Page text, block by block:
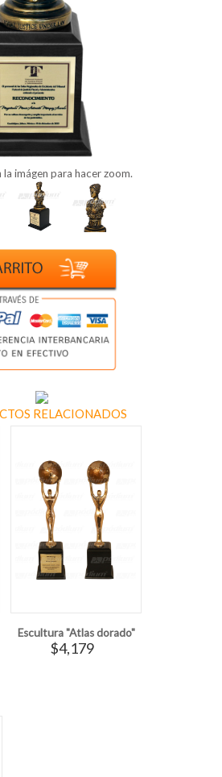
la imágen para hacer zoom.
RELACIONADOS
Escultura "Atlas dorado"
$4,179